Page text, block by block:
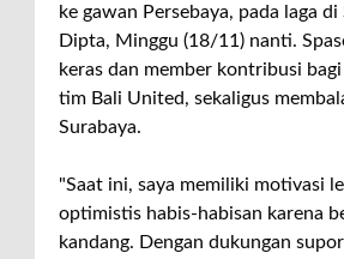
ke gawan Persebaya, pada laga
Dipta, Minggu (18/11) nanti.
keras dan member kontribusi
tim Bali United, sekaligus
Surabaya.
"Saat ini, saya memiliki motivasi
optimistis habis-habisan karena
kandang. Dengan dukungan